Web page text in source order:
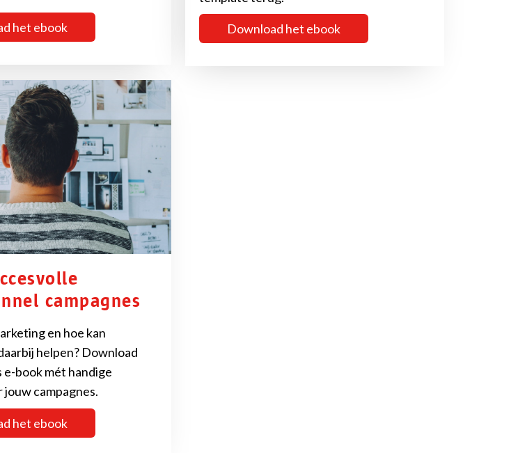
het ebook Download het ebook
campagnes
en hoe kan
helpen? Download
book mét handige
campagnes.
het ebook